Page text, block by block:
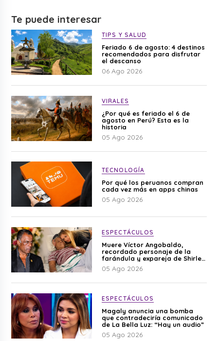
Te puede interesar
TIPS Y SALUD
Feriado 6 de agosto: 4 destinos
recomendados para disfrutar
el descanso
06 Ago 2026
VIRALES
¿Por qué es feriado el 6 de
agosto en Perú? Esta es la
historia
05 Ago 2026
TECNOLOGÍA
Por qué los peruanos compran
cada vez más en apps chinas
05 Ago 2026
ESPECTÁCULOS
Muere Víctor Angobaldo,
recordado personaje de la
farándula y expareja de Shirley
Cherres
05 Ago 2026
ESPECTÁCULOS
Magaly anuncia una bomba
que contradeciría comunicado
de La Bella Luz: “Hay un audio”
05 Ago 2026